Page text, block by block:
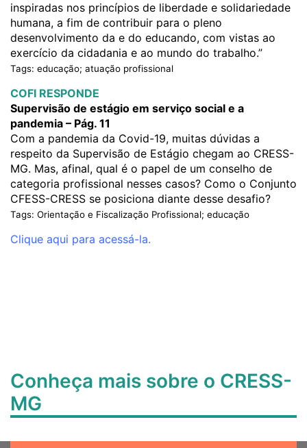
inspiradas nos princípios de liberdade e solidariedade
humana, a fim de contribuir para o pleno
desenvolvimento da e do educando, com vistas ao
exercício da cidadania e ao mundo do trabalho.”
Tags: educação; atuação profissional
COFI RESPONDE
Supervisão de estágio em serviço social e a
pandemia – Pág. 11
Com a pandemia da Covid-19, muitas dúvidas a
respeito da Supervisão de Estágio chegam ao CRESS-
MG. Mas, afinal, qual é o papel de um conselho de
categoria profissional nesses casos? Como o Conjunto
CFESS-CRESS se posiciona diante desse desafio?
Tags: Orientação e Fiscalização Profissional; educação
Clique aqui para acessá-la.
Conheça mais sobre o CRESS-
MG